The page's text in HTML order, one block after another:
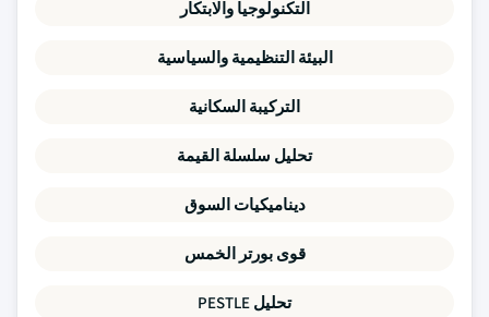
التكنولوجيا والابتكار
البيئة التنظيمية والسياسية
التركيبة السكانية
تحليل سلسلة القيمة
ديناميكيات السوق
قوى بورتر الخمس
تحليل PESTLE